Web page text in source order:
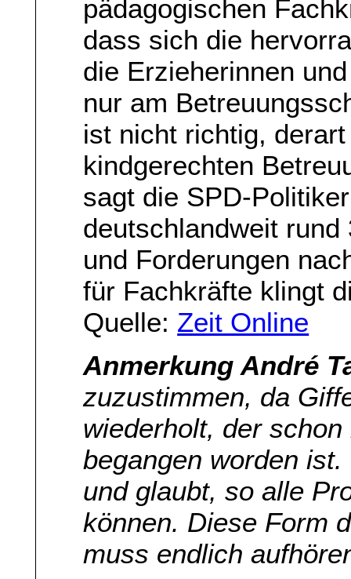
pädagogischen
dass sich die
die Erzieherinnen
nur am
ist nicht richtig,
kindgerechten
sagt die SPD-
deutschlandweit
und Forderungen
für Fachkräfte klingt
Quelle: Zeit Online
Anmerkung André
zuzustimmen, da
wiederholt, der
begangen worden
und glaubt, so alle
können. Diese Form
muss endlich